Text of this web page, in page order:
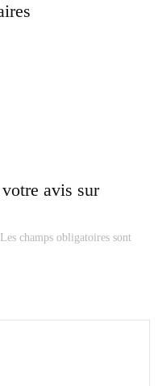
avis sur
Les champs obligatoires sont